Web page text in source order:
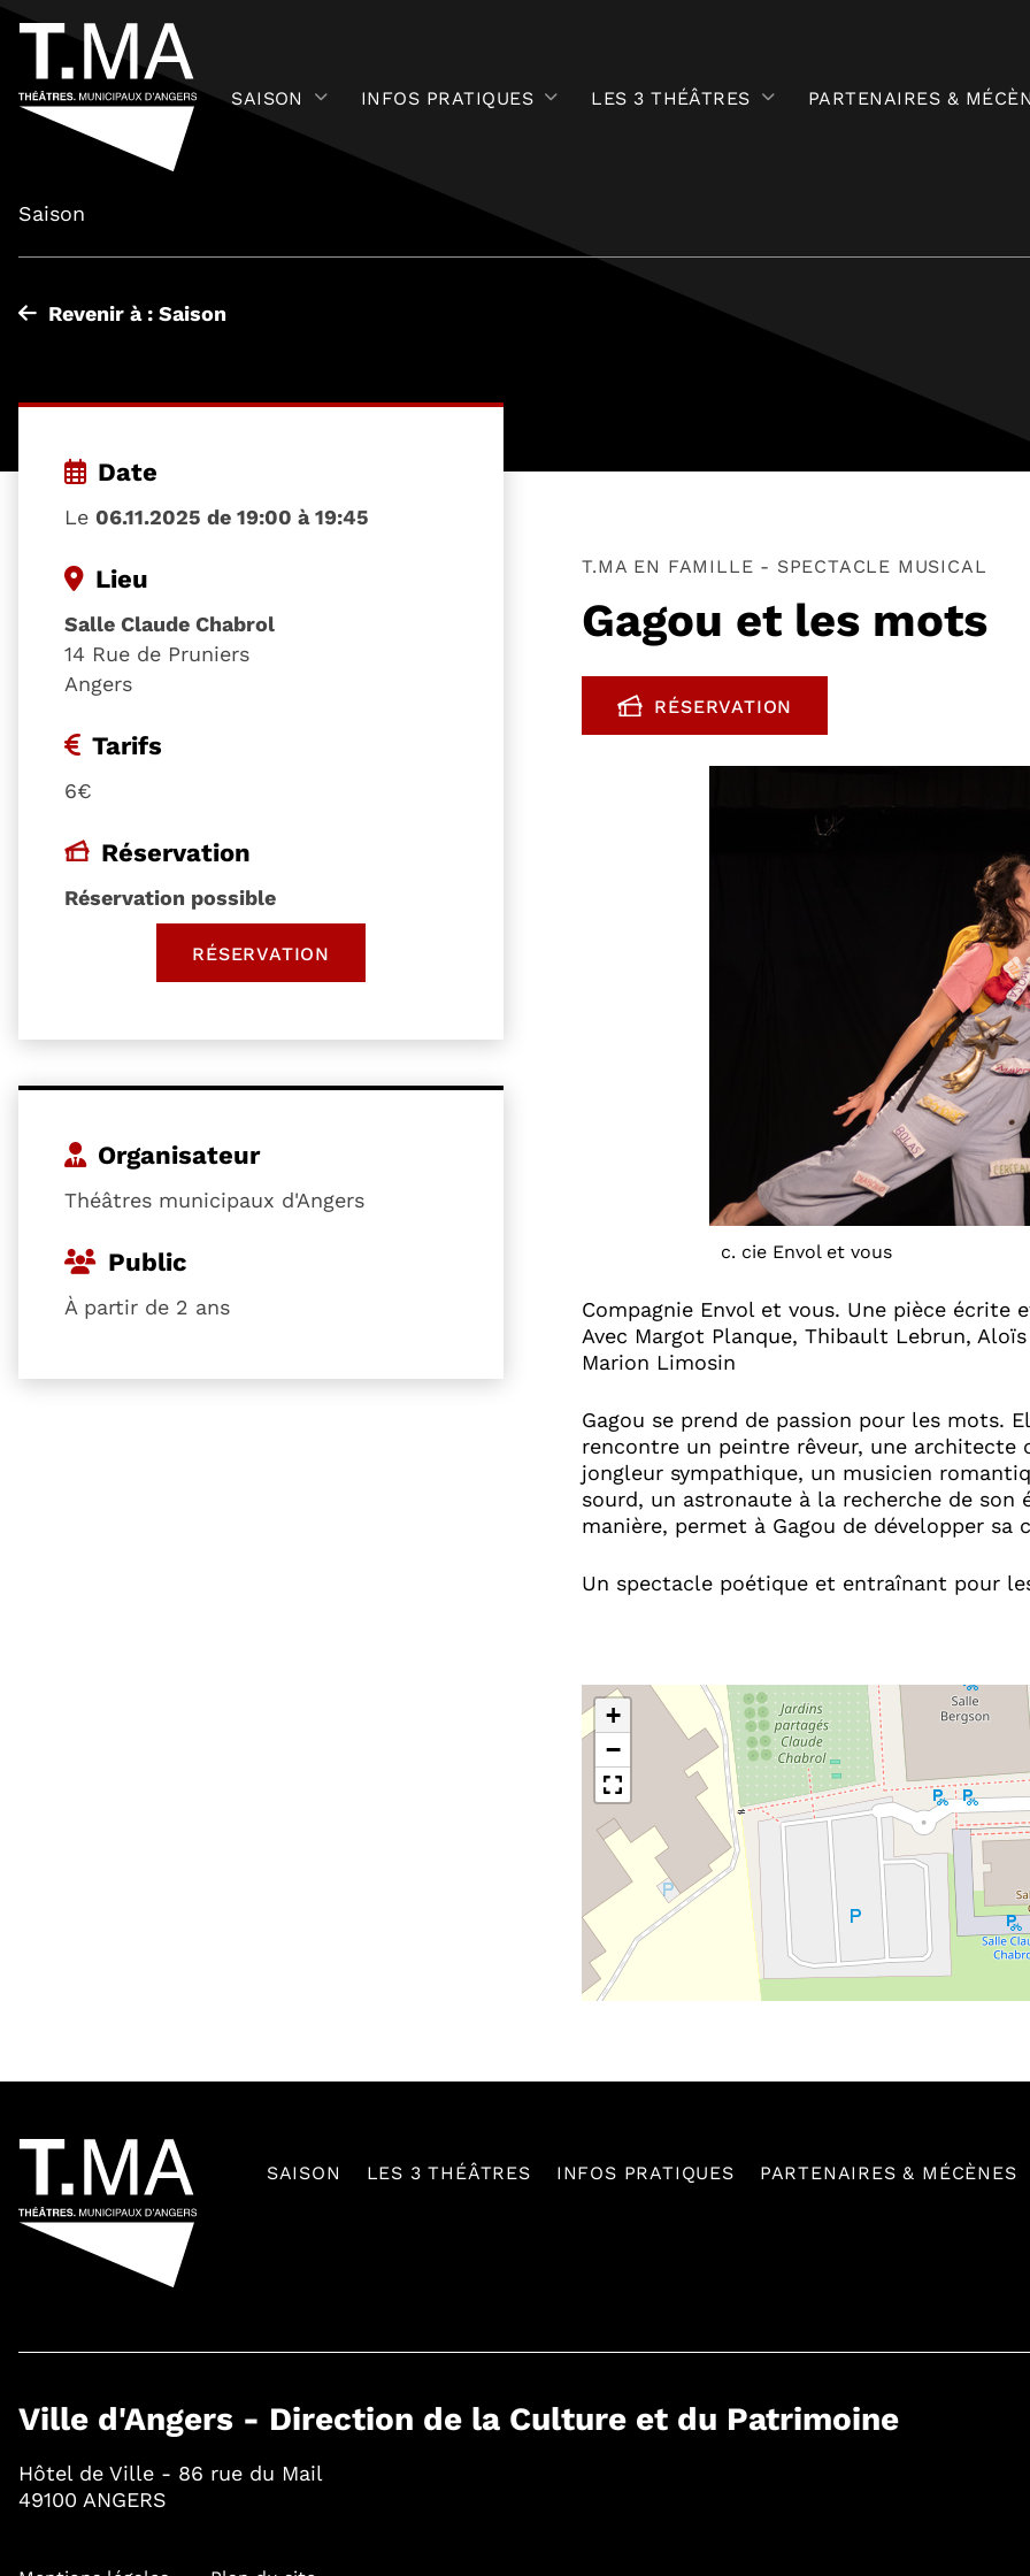
SAISON INFOS PRATIQUES LES 3 THÉÂTRES PARTENAIRES &
Saison
Revenir à : Saison
T.MA EN FAMILLE - SPECTACLE MUSICAL
Gagou et les mots
RÉSERVATION
, OUVRE UNE NOUVELLE
c. cie Envol et vous
Compagnie Envol et vous. Une pièce écrite
Avec Margot Planque, Thibault Lebrun,
Marion Limosin
Gagou se prend de passion pour les mots.
rencontre un peintre rêveur, une
jongleur sympathique, un musicien
sourd, un astronaute à la recherche de
manière, permet à Gagou de développer sa
Un spectacle poétique et entraînant pour
+
−
Date
Le 06.11.2025 de 19:00 à 19:45
Lieu
Salle Claude Chabrol
14 Rue de Pruniers
Angers
Tarifs
6€
Réservation
Réservation possible
RÉSERVATION, OUVRE UNE NOUVELLE FENÊTRE
Organisateur
Théâtres municipaux d'Angers
Public
À partir de 2 ans
SAISON LES 3 THÉÂTRES INFOS PRATIQUES PARTENAIRES & MÉCÈNES
Ville d'Angers - Direction de la Culture et du Patrimoine
Hôtel de Ville - 86 rue du Mail
49100 ANGERS